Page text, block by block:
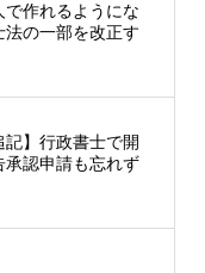
作れるようにな
法の一部を改正す
記】行政書士で開
認申請も忘れず